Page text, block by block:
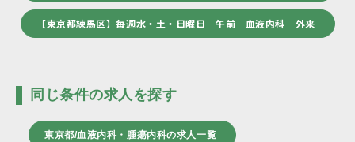
【東京都練馬区】毎週水・土・日曜日 午前 血液内科 外来
同じ条件の求人を探す
東京都/血液内科・腫瘍内科の求人一覧